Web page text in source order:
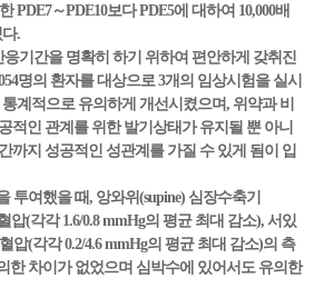
PDE7～PDE10보다 PDE5에 대하여 10,000배
.
기간을 명확히 하기 위하여 편안하게 갖취진
명의 환자를 대상으로 3개의 임상시험을 실시
계적으로 유의하게 개선시켰으며, 위약과 비
적인 관계를 위한 발기상태가 유지될 뿐 아니
까지 성공적인 성관계를 가질 수 있게 됨이 입
투여했을 때, 앙와위(supine) 심장수축기
압(각각 1.6/0.8 mmHg의 평균 최대 감소), 서있
압(각각 0.2/4.6 mmHg의 평균 최대 감소)의 측
한 차이가 없었으며 심박수에 있어서도 유의한